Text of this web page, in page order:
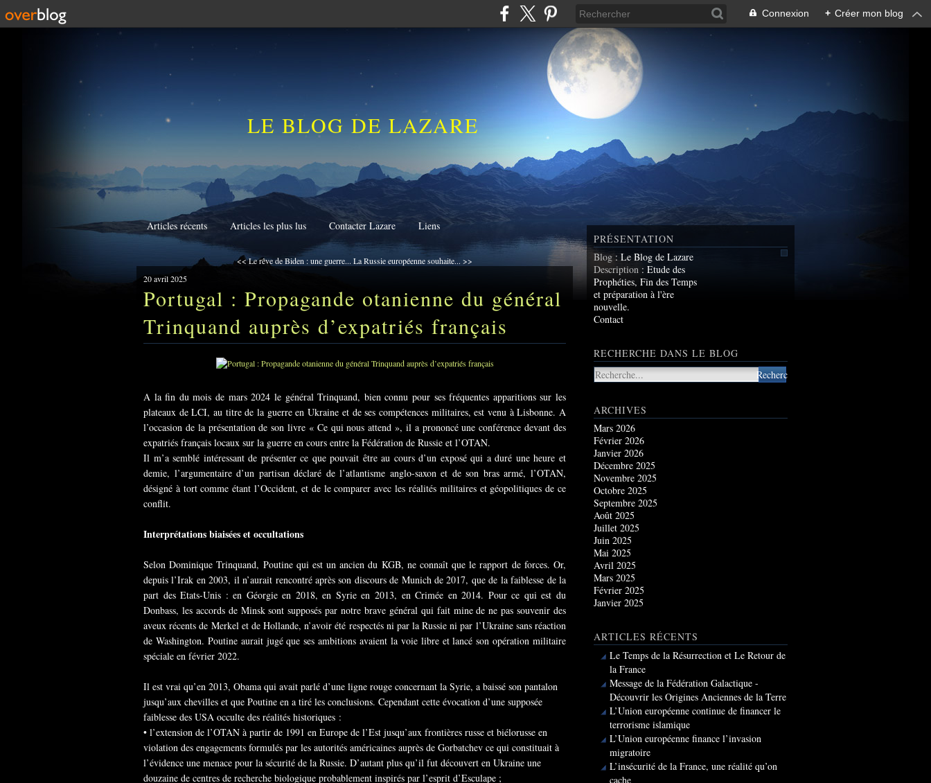
Connexion + Créer mon blog
LE BLOG DE LAZARE
Articles récents Articles les plus lus Contacter Lazare Liens
<< Le rêve de Biden : une guerre... La Russie européenne souhaite... >>
20 avril 2025
Portugal : Propagande otanienne du général
Trinquand auprès d’expatriés français
A la fin du mois de mars 2024 le général Trinquand, bien connu pour ses fréquentes apparitions sur les
plateaux de LCI, au titre de la guerre en Ukraine et de ses compétences militaires, est venu à Lisbonne. A
l’occasion de la présentation de son livre « Ce qui nous attend », il a prononcé une conférence devant des
expatriés français locaux sur la guerre en cours entre la Fédération de Russie et l’OTAN.
Il m’a semblé intéressant de présenter ce que pouvait être au cours d’un exposé qui a duré une heure et
demie, l’argumentaire d’un partisan déclaré de l’atlantisme anglo-saxon et de son bras armé, l’OTAN,
désigné à tort comme étant l’Occident, et de le comparer avec les réalités militaires et géopolitiques de ce
conflit.
Interprétations biaisées et occultations
Selon Dominique Trinquand, Poutine qui est un ancien du KGB, ne connaît que le rapport de forces. Or,
depuis l’Irak en 2003, il n’aurait rencontré après son discours de Munich de 2017, que de la faiblesse de la
part des Etats-Unis : en Géorgie en 2018, en Syrie en 2013, en Crimée en 2014. Pour ce qui est du
Donbass, les accords de Minsk sont supposés par notre brave général qui fait mine de ne pas souvenir des
aveux récents de Merkel et de Hollande, n’avoir été respectés ni par la Russie ni par l’Ukraine sans réaction
de Washington. Poutine aurait jugé que ses ambitions avaient la voie libre et lancé son opération militaire
spéciale en février 2022.
Il est vrai qu’en 2013, Obama qui avait parlé d’une ligne rouge concernant la Syrie, a baissé son pantalon
jusqu’aux chevilles et que Poutine en a tiré les conclusions. Cependant cette évocation d’une supposée
faiblesse des USA occulte des réalités historiques :
• l’extension de l’OTAN à partir de 1991 en Europe de l’Est jusqu’aux frontières russe et biélorusse en
violation des engagements formulés par les autorités américaines auprès de Gorbatchev ce qui constituait à
l’évidence une menace pour la sécurité de la Russie. D’autant plus qu’il fut découvert en Ukraine une
douzaine de centres de recherche biologique probablement inspirés par l’esprit d’Esculape ;
PRÉSENTATION
Blog : Le Blog de Lazare
Description : Etude des
Prophéties, Fin des Temps
et préparation à l'ère
nouvelle.
Contact
RECHERCHE DANS LE BLOG
ARCHIVES
Mars 2026
Février 2026
Janvier 2026
Décembre 2025
Novembre 2025
Octobre 2025
Septembre 2025
Août 2025
Juillet 2025
Juin 2025
Mai 2025
Avril 2025
Mars 2025
Février 2025
Janvier 2025
ARTICLES RÉCENTS
Le Temps de la Résurrection et Le Retour de
la France
Message de la Fédération Galactique -
Découvrir les Origines Anciennes de la Terre
L’Union européenne continue de financer le
terrorisme islamique
L’Union européenne finance l’invasion
migratoire
L’insécurité de la France, une réalité qu’on
cache